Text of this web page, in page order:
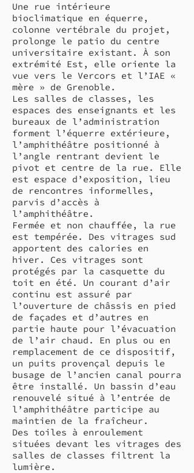
Une rue intérieure
bioclimatique en équerre,
colonne vertébrale du projet,
prolonge le patio du centre
universitaire existant. À son
extrémité Est, elle oriente la
vue vers le Vercors et l’IAE «
mère » de Grenoble.
Les salles de classes, les
espaces des enseignants et les
bureaux de l’administration
forment l’équerre extérieure,
l’amphithéâtre positionné à
l’angle rentrant devient le
pivot et centre de la rue. Elle
est espace d’exposition, lieu
de rencontres informelles,
parvis d’accès à
l’amphithéâtre.
Fermée et non chauffée, la rue
est tempérée. Des vitrages sud
apportent des calories en
hiver. Ces vitrages sont
protégés par la casquette du
toit en été. Un courant d’air
continu est assuré par
l’ouverture de châssis en pied
de façades et d’autres en
partie haute pour l’évacuation
de l’air chaud. En plus ou en
remplacement de ce dispositif,
un puits provençal depuis le
busage de l’ancien canal pourra
être installé. Un bassin d’eau
renouvelé situé à l’entrée de
l’amphithéâtre participe au
maintien de la fraîcheur.
Des toiles à enroulement
situées devant les vitrages des
salles de classes filtrent la
lumière.